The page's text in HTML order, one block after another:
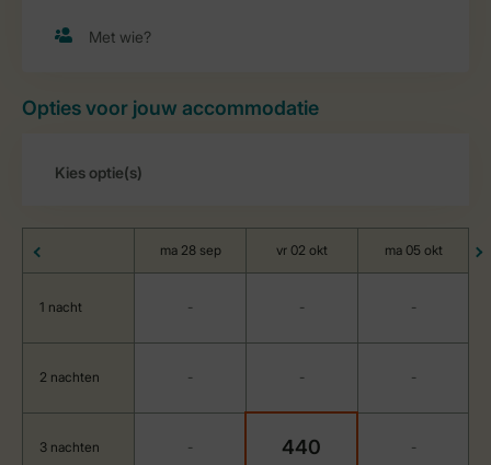
Opties voor jouw accommodatie
ma 28 sep vr 02 okt ma 05 okt
1 nacht - - -
2 nachten - - -
3 nachten - 440 -